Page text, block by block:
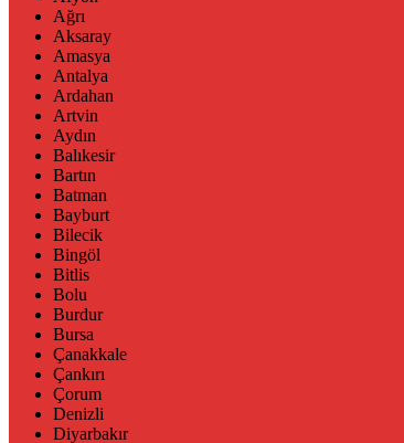
Ağrı
Aksaray
Amasya
Antalya
Ardahan
Artvin
Aydın
Balıkesir
Bartın
Batman
Bayburt
Bilecik
Bingöl
Bitlis
Bolu
Burdur
Bursa
Çanakkale
Çankırı
Çorum
Denizli
Diyarbakır